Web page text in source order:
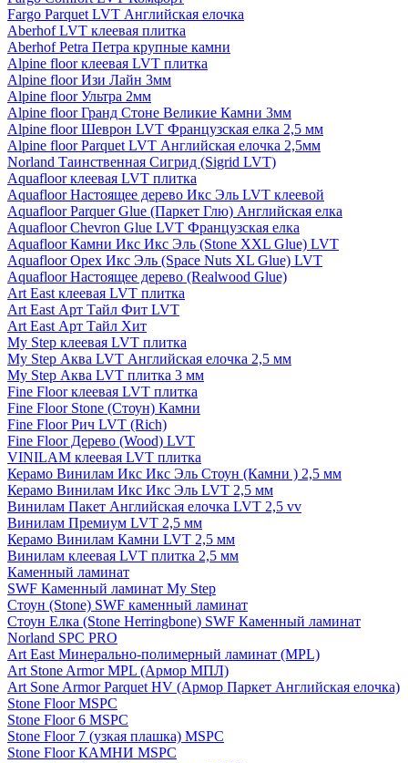
Fargo Parquet LVT Английская елочка
Aberhof LVT клеевая плитка
Aberhof Petra Петра крупные камни
Alpine floor клеевая LVT плитка
Alpine floor Изи Лайн 3мм
Alpine floor Ультра 2мм
Alpine floor Гранд Стоне Великие Камни 3мм
Alpine floor Шеврон LVT Французская елка 2,5 мм
Alpine floor Parquet LVT Английская елочка 2,5мм
Norland Таинственная Сигрид (Sigrid LVT)
Aquafloor клеевая LVT плитка
Aquafloor Настоящее дерево Икс Эль LVT клеевой
Aquafloor Parquer Glue (Паркет Глю) Английская елка
Aquafloor Chevron Glue LVT Французская елка
Aquafloor Камни Икс Икс Эль (Stone XXL Glue) LVT
Aquafloor Орех Икс Эль (Space Nuts XL Glue) LVT
Aquafloor Настоящее дерево (Realwood Glue)
Art East клеевая LVT плитка
Art East Арт Тайл Фит LVT
Art East Арт Тайл Хит
My Step клеевая LVT плитка
My Step Аква LVT Английская елочка 2,5 мм
My Step Аква LVT плитка 3 мм
Fine Floor клеевая LVT плитка
Fine Floor Stone (Стоун) Камни
Fine Floor Рич LVT (Rich)
Fine Floor Дерево (Wood) LVT
VINILAM клеевая LVT плитка
Керамо Винилам Икс Икс Эль Стоун (Камни ) 2,5 мм
Керамо Винилам Икс Икс Эль LVT 2,5 мм
Винилам Пакет Английская елочка LVT 2,5 vv
Винилам Премиум LVT 2,5 мм
Керамо Винилам Камни LVT 2,5 мм
Винилам клеевая LVT плитка 2,5 мм
Каменный ламинат
SWF Каменный ламинат My Step
Стоун (Stone) SWF каменный ламинат
Стоун Елка (Stone Herringbone) SWF Каменный ламинат
Norland SPC PRO
Art East Минерально-полимерный ламинат (MPL)
Art Stone Armor MPL (Армор МПЛ)
Art Sone Armor Parquet HV (Армор Паркет Английская елочка)
Stone Floor MSPC
Stone Floor 6 MSPC
Stone Floor 7 (узкая плашка) MSPC
Stone Floor КАМНИ MSPC